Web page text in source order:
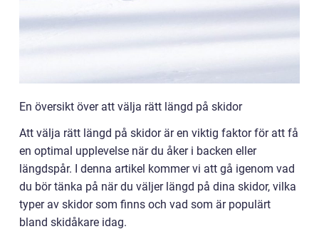
En översikt över att välja rätt längd på skidor
Att välja rätt längd på skidor är en viktig faktor för att få
en optimal upplevelse när du åker i backen eller
längdspår. I denna artikel kommer vi att gå igenom vad
du bör tänka på när du väljer längd på dina skidor, vilka
typer av skidor som finns och vad som är populärt
bland skidåkare idag.